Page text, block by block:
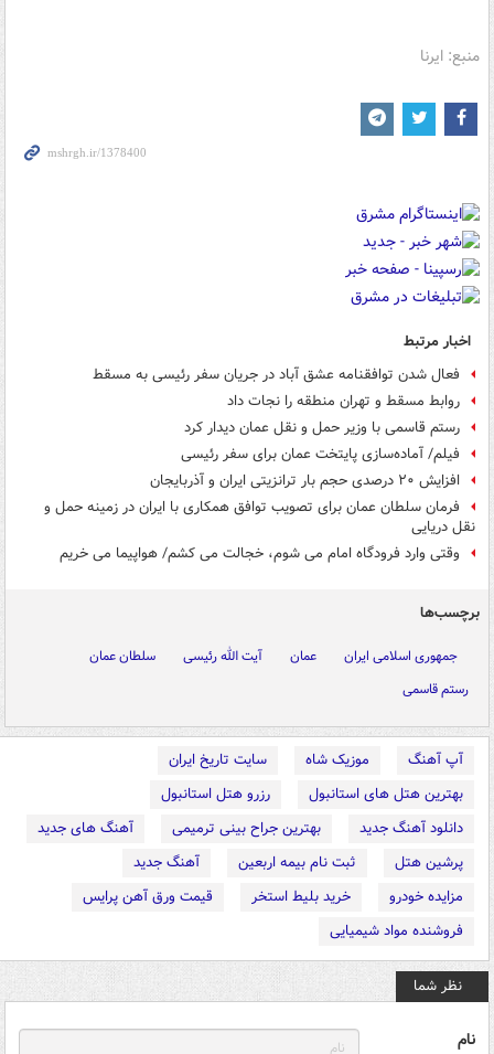
منبع: ایرنا
اخبار مرتبط
فعال شدن توافقنامه عشق آباد در جریان سفر رئیسی به مسقط
روابط مسقط و تهران منطقه را نجات داد
رستم قاسمی با وزیر حمل و نقل عمان دیدار کرد
فیلم/ آماده‌سازی پایتخت عمان برای سفر رئیسی
افزایش ۲۰ درصدی حجم بار ترانزیتی ایران و آذربایجان
فرمان سلطان عمان برای تصویب توافق همکاری با ایران در زمینه حمل و
نقل دریایی
وقتی وارد فرودگاه امام می شوم، خجالت می کشم/ هواپیما می خریم
برچسب‌ها
جمهوری اسلامی ایران عمان آیت الله رئیسی
سلطان عمان
رستم قاسمی
آپ آهنگ موزیک شاه
سایت تاریخ ایران
بهترین هتل های استانبول
رزرو هتل استانبول
دانلود آهنگ جدید
بهترین جراح بینی ترمیمی
آهنگ های جدید
پرشین هتل
ثبت نام بیمه اربعین
آهنگ جدید
مزایده خودرو
خرید بلیط استخر
قیمت ورق آهن پرایس
فروشنده مواد شیمیایی
نظر شما
نام